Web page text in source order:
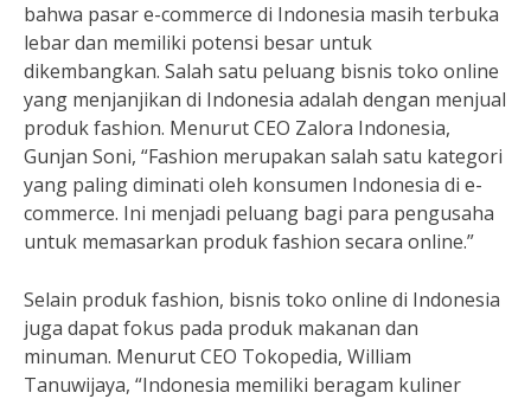
bahwa pasar e-commerce di Indonesia masih terbuka
lebar dan memiliki potensi besar untuk
dikembangkan. Salah satu peluang bisnis toko online
yang menjanjikan di Indonesia adalah dengan menjual
produk fashion. Menurut CEO Zalora Indonesia,
Gunjan Soni, “Fashion merupakan salah satu kategori
yang paling diminati oleh konsumen Indonesia di e-
commerce. Ini menjadi peluang bagi para pengusaha
untuk memasarkan produk fashion secara online.”
Selain produk fashion, bisnis toko online di Indonesia
juga dapat fokus pada produk makanan dan
minuman. Menurut CEO Tokopedia, William
Tanuwijaya, “Indonesia memiliki beragam kuliner